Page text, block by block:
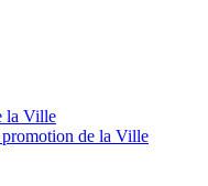
la Ville
de la Ville